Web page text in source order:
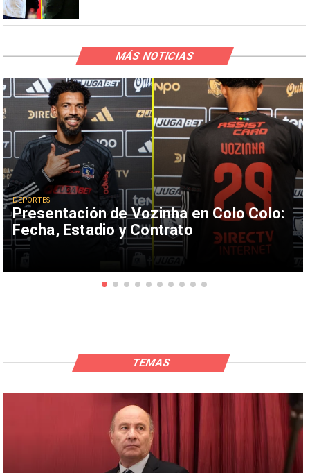
Presentación de Vozinha en Colo Colo:
Fecha, Estadio y Contrato
DEPORTES
MÁS NOTICIAS
TEMAS